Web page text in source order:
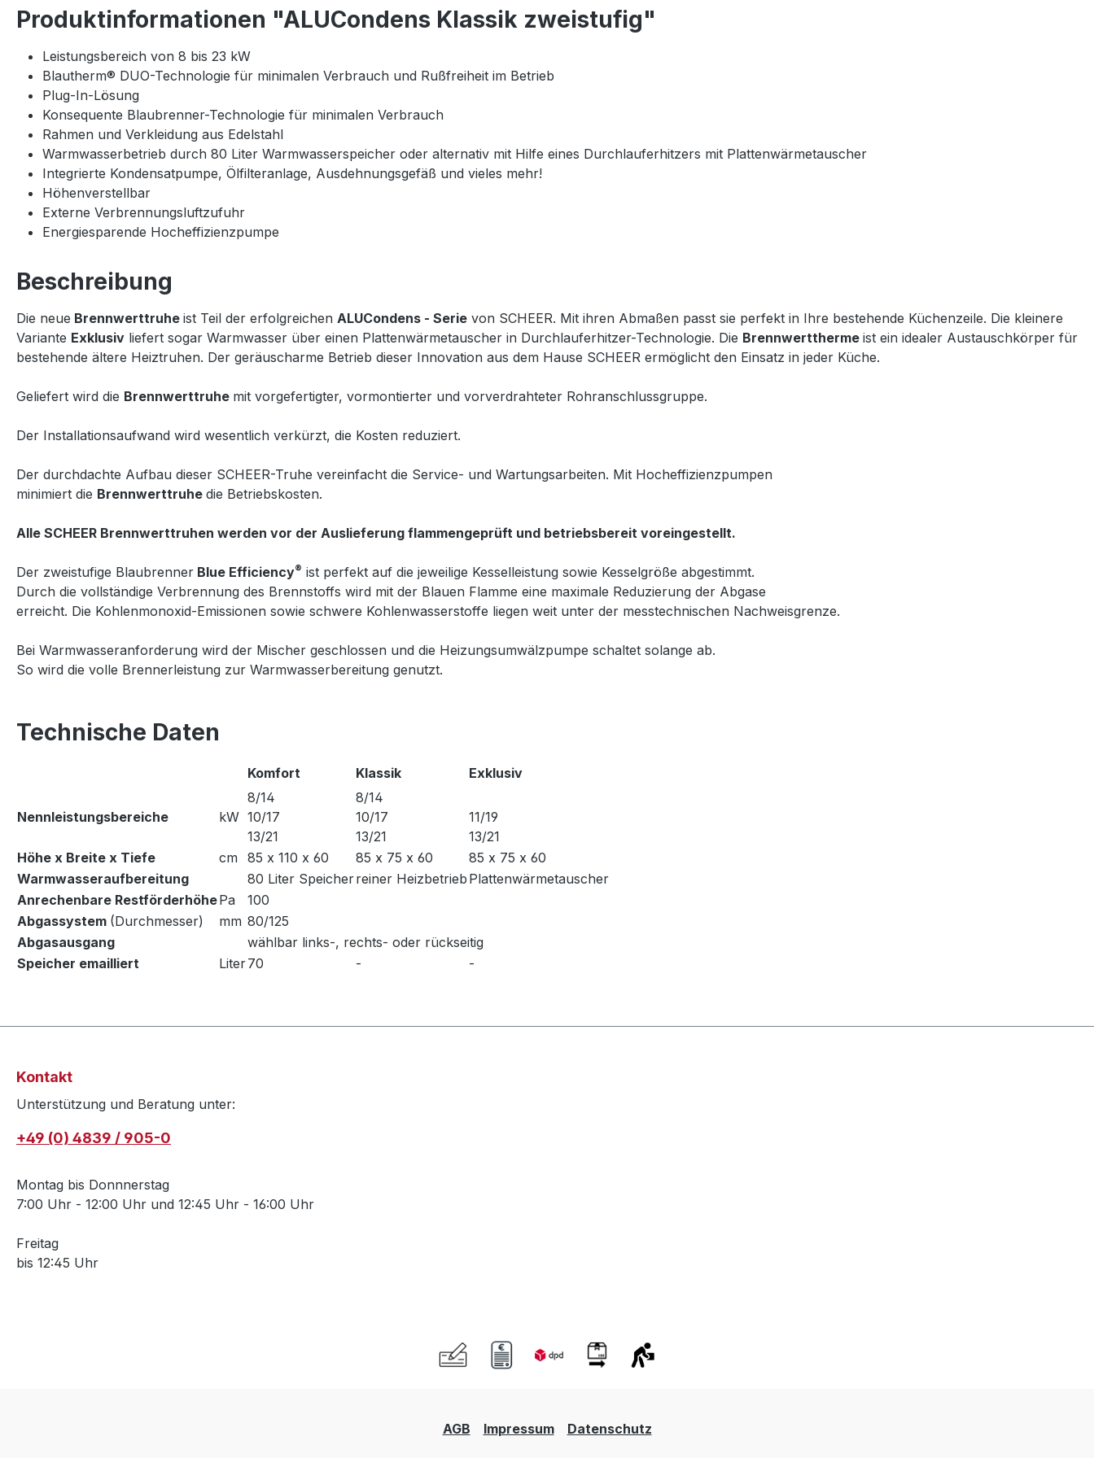
Produktinformationen "ALUCondens Klassik zweistufig"
Leistungsbereich von 8 bis 23 kW
Blautherm® DUO-Technologie für minimalen Verbrauch und Rußfreiheit im Betrieb
Plug-In-Lösung
Konsequente Blaubrenner-Technologie für minimalen Verbrauch
Rahmen und Verkleidung aus Edelstahl
Warmwasserbetrieb durch 80 Liter Warmwasserspeicher oder alternativ mit Hilfe eines Durchlauferhitzers mit Plattenwärmetauscher
Integrierte Kondensatpumpe, Ölfilteranlage, Ausdehnungsgefäß und vieles mehr!
Höhenverstellbar
Externe Verbrennungsluftzufuhr
Energiesparende Hocheffizienzpumpe
Beschreibung
Die neue Brennwerttruhe ist Teil der erfolgreichen ALUCondens - Serie von SCHEER. Mit ihren Abmaßen passt sie perfekt in Ihre bestehende Küchenzeile. Die kleinere
Variante Exklusiv liefert sogar Warmwasser über einen Plattenwärmetauscher in Durchlauferhitzer-Technologie. Die Brennwerttherme ist ein idealer Austauschkörper für
bestehende ältere Heiztruhen. Der geräuscharme Betrieb dieser Innovation aus dem Hause SCHEER ermöglicht den Einsatz in jeder Küche.
Geliefert wird die Brennwerttruhe mit vorgefertigter, vormontierter und vorverdrahteter Rohranschlussgruppe.
Der Installationsaufwand wird wesentlich verkürzt, die Kosten reduziert.
Der durchdachte Aufbau dieser SCHEER-Truhe vereinfacht die Service- und Wartungsarbeiten. Mit Hocheffizienzpumpen
minimiert die Brennwerttruhe die Betriebskosten.
Alle SCHEER Brennwerttruhen werden vor der Auslieferung flammengeprüft und betriebsbereit voreingestellt.
Der zweistufige Blaubrenner Blue Efficiency® ist perfekt auf die jeweilige Kesselleistung sowie Kesselgröße abgestimmt.
Durch die vollständige Verbrennung des Brennstoffs wird mit der Blauen Flamme eine maximale Reduzierung der Abgase
erreicht. Die Kohlenmonoxid-Emissionen sowie schwere Kohlenwasserstoffe liegen weit unter der messtechnischen Nachweisgrenze.
Bei Warmwasseranforderung wird der Mischer geschlossen und die Heizungsumwälzpumpe schaltet solange ab.
So wird die volle Brennerleistung zur Warmwasserbereitung genutzt.
Technische Daten
Komfort Klassik Exklusiv
Nennleistungsbereiche kW
8/14
10/17
13/21
8/14
10/17
13/21
11/19
13/21
Höhe x Breite x Tiefe
cm 85 x 110 x 60 85 x 75 x 60
85 x 75 x 60
Warmwasseraufbereitung
80 Liter Speicherreiner Heizbetrieb Plattenwärmetauscher
Anrechenbare RestförderhöhePa
100
Abgassystem (Durchmesser) mm 80/125
Abgasausgang
wählbar links-, rechts- oder rückseitig
Speicher emailliert
Liter70 - -
Kontakt
Unterstützung und Beratung unter:
+49 (0) 4839 / 905-0
Montag bis Donnnerstag
7:00 Uhr - 12:00 Uhr und 12:45 Uhr - 16:00 Uhr
Freitag
bis 12:45 Uhr
AGB Impressum Datenschutz